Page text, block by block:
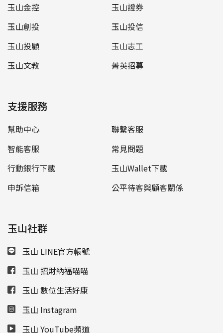
玉山金控
玉山證券
玉山創投
玉山投信
玉山投顧
玉山志工
玉山文教
菁英招募
支援服務
幫助中心
聯繫客服
智能客服
常見問題
行動銀行下載
玉山Wallet下載
申訴信箱
公平待客與顧客關係
玉山社群
玉山 LINE官方帳號
玉山 招財納福喵喵
玉山 數位生活好康
玉山 Instagram
玉山 YouTube頻道